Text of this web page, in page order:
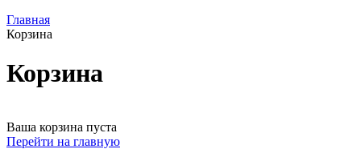
Главная
Корзина
Корзина
Ваша корзина пуста
Перейти на главную